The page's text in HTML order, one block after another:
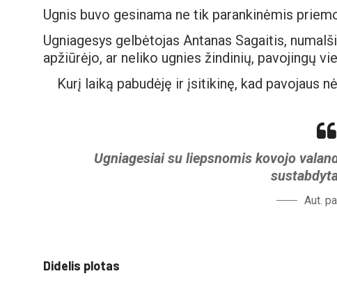
Ugnis buvo gesinama ne tik parankinėmis
Ugniagesys gelbėtojas Antanas Sagaitis,
apžiūrėjo, ar neliko ugnies žindinių, pavojingų
Kurį laiką pabudėję ir įsitikinę, kad pavojaus
Ugniagesiai su liepsnomis kovojo
Aut.
Didelis plotas